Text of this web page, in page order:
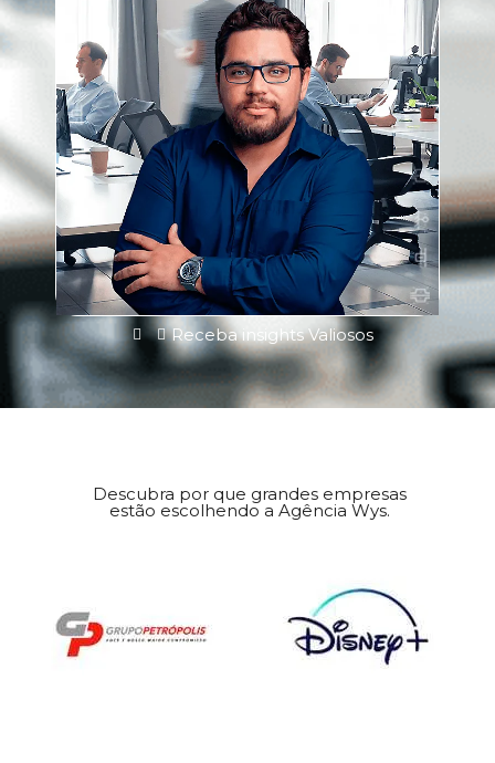
Receba insights Valiosos
Descubra por que grandes empresas
estão escolhendo a Agência Wys.